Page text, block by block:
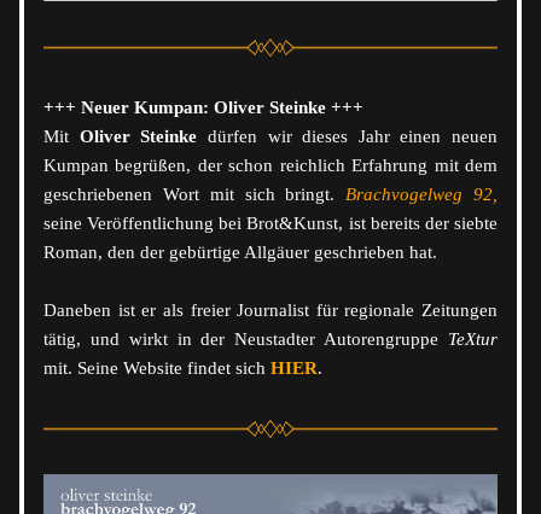
+++ Neuer Kumpan: Oliver Steinke +++
Mit Oliver Steinke dürfen wir dieses Jahr einen neuen
Kumpan begrüßen, der schon reichlich Erfahrung mit dem
geschriebenen Wort mit sich bringt. Brachvogelweg 92,
seine Veröffentlichung bei Brot&Kunst, ist bereits der siebte
Roman, den der gebürtige Allgäuer geschrieben hat.
Daneben ist er als freier Journalist für regionale Zeitungen
tätig, und wirkt in der Neustadter Autorengruppe
mit. Seine Website findet sich HIER.